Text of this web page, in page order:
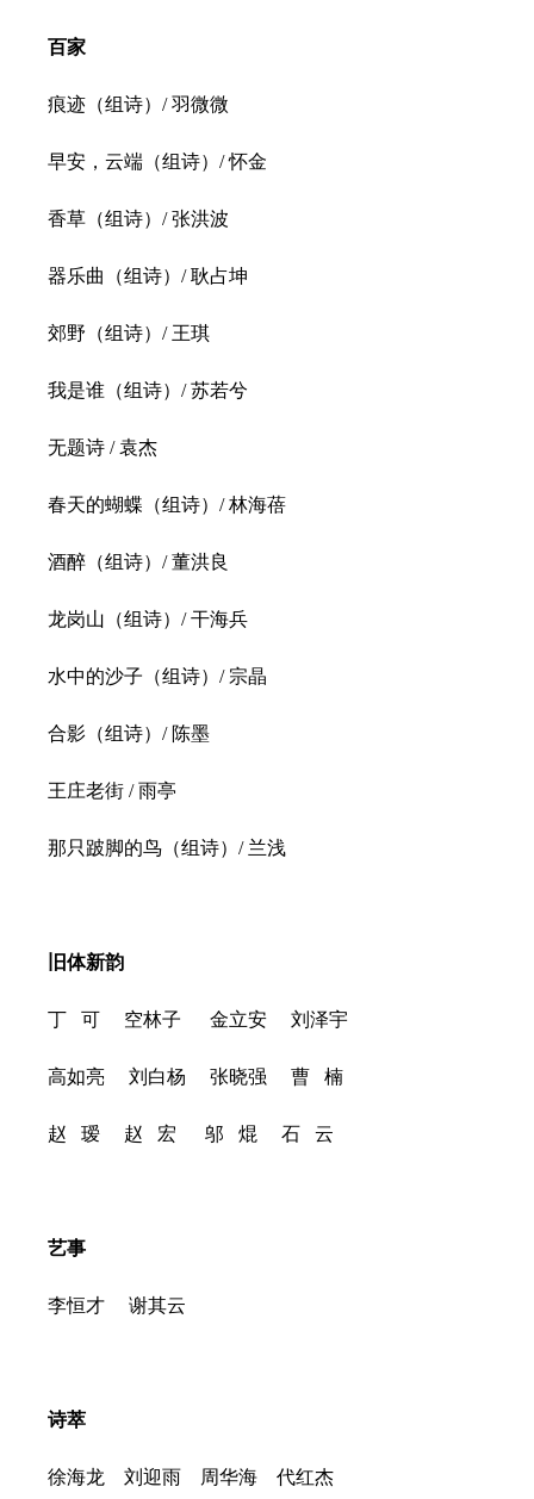
百家
痕迹（组诗）/ 羽微微
早安，云端（组诗）/ 怀金
香草（组诗）/ 张洪波
器乐曲（组诗）/ 耿占坤
郊野（组诗）/ 王琪
我是谁（组诗）/ 苏若兮
无题诗 / 袁杰
春天的蝴蝶（组诗）/ 林海蓓
酒醉（组诗）/ 董洪良
龙岗山（组诗）/ 干海兵
水中的沙子（组诗）/ 宗晶
合影（组诗）/ 陈墨
王庄老街 / 雨亭
那只跛脚的鸟（组诗）/ 兰浅
旧体新韵
丁 可 空林子 金立安 刘泽宇
高如亮 刘白杨 张晓强 曹 楠
赵 瑷 赵 宏 邬 焜 石 云
艺事
李恒才 谢其云
诗萃
徐海龙 刘迎雨 周华海 代红杰